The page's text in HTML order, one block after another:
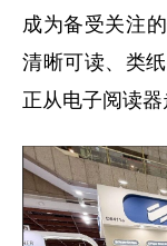
成为备受关注
清晰可读、类
正从电子阅读器